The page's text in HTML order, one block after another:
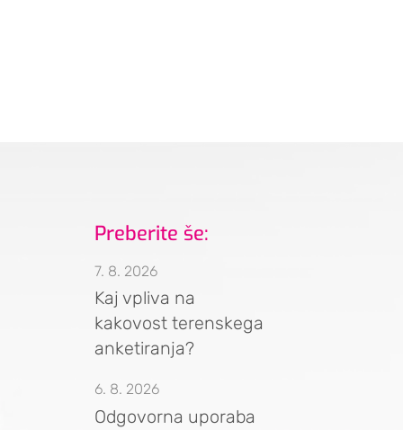
Preberite še:
7. 8. 2026
Kaj vpliva na
kakovost terenskega
anketiranja?
6. 8. 2026
Odgovorna uporaba